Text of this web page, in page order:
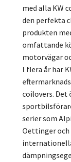
med alla KW
den perfekta
produkten
omfattande
motorvägar
I flera år har
coilovers. Det
serier som
Oettinger och